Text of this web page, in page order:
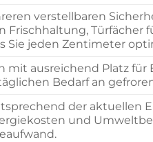
verstellbaren
Frischhaltung, Türfächer
Sie jeden Zentimeter
mit ausreichend Platz
Bedarf an
der aktuellen
und